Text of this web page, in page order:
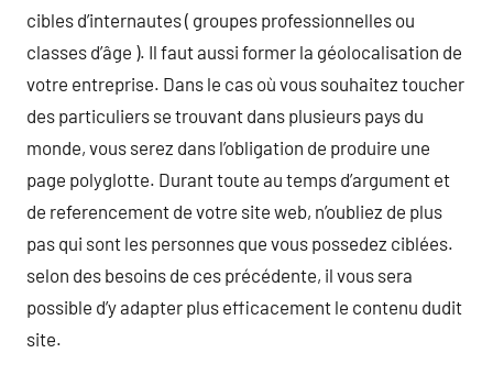
cibles d’internautes ( groupes professionnelles ou
classes d’âge ). Il faut aussi former la géolocalisation de
votre entreprise. Dans le cas où vous souhaitez toucher
des particuliers se trouvant dans plusieurs pays du
monde, vous serez dans l’obligation de produire une
page polyglotte. Durant toute au temps d’argument et
de referencement de votre site web, n’oubliez de plus
pas qui sont les personnes que vous possedez ciblées.
selon des besoins de ces précédente, il vous sera
possible d’y adapter plus efficacement le contenu dudit
site.